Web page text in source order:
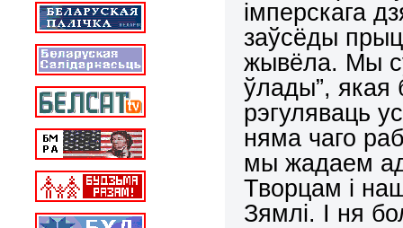
імперскага
заўсёды
жывёла. Мы
ўлады”, якая
рэгуляваць
няма чаго
мы жадаем
Творцам і
Зямлі. І ня